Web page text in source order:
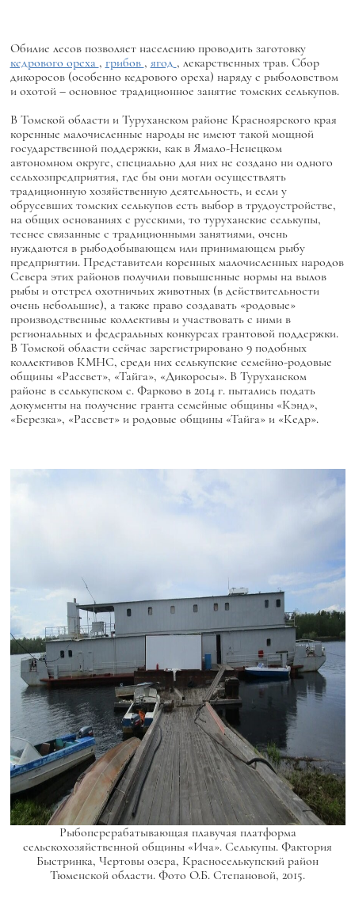
Обилие лесов позволяет населению проводить заготовку
кедрового ореха , грибов , ягод , лекарственных трав. Сбор
дикоросов (особенно кедрового ореха) наряду с рыболовством
и охотой – основное традиционное занятие томских селькупов.
В Томской области и Туруханском районе Красноярского края
коренные малочисленные народы не имеют такой мощной
государственной поддержки, как в Ямало-Ненецком
автономном округе, специально для них не создано ни одного
сельхозпредприятия, где бы они могли осуществлять
традиционную хозяйственную деятельность, и если у
обрусевших томских селькупов есть выбор в трудоустройстве,
на общих основаниях с русскими, то туруханские селькупы,
теснее связанные с традиционными занятиями, очень
нуждаются в рыбодобывающем или принимающем рыбу
предприятии. Представители коренных малочисленных народов
Севера этих районов получили повышенные нормы на вылов
рыбы и отстрел охотничьих животных (в действительности
очень небольшие), а также право создавать «родовые»
производственные коллективы и участвовать с ними в
региональных и федеральных конкурсах грантовой поддержки.
В Томской области сейчас зарегистрировано 9 подобных
коллективов КМНС, среди них селькупские семейно-родовые
общины «Рассвет», «Тайга», «Дикоросы». В Туруханском
районе в селькупском с. Фарково в 2014 г. пытались подать
документы на получение гранта семейные общины «Кэнд»,
«Березка», «Рассвет» и родовые общины «Тайга» и «Кедр».
Рыбоперерабатывающая плавучая платформа
сельскохозяйственной общины «Ича». Селькупы. Фактория
Быстринка, Чертовы озера, Красноселькупский район
Тюменской области. Фото О.Б. Степановой, 2015.